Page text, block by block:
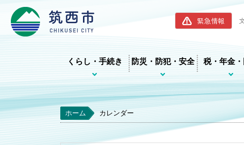
筑西市ホームペー
緊急情報
くらし・手続き 防災・防犯・安全 税・年金
ホーム カレンダー